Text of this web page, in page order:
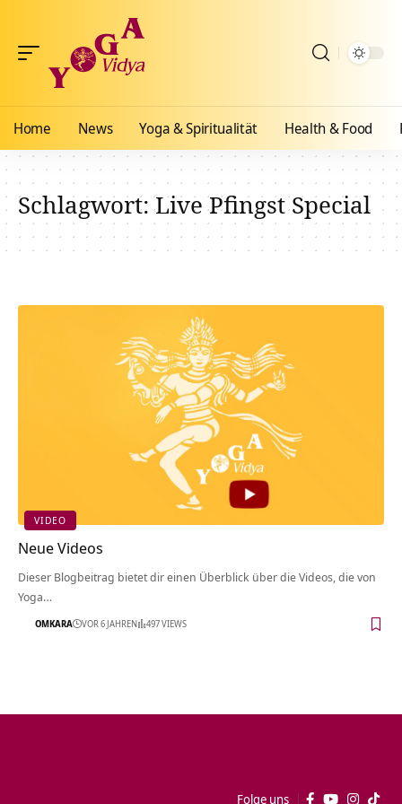
Home News Yoga & Spiritualität Health & Food
Schlagwort:Live Pfingst Special
VIDEO
Neue Videos
Dieser Blogbeitrag bietet dir einen Überblick über die Videos, die von
Yoga…
OMKARA VOR 6 JAHREN 497 VIEWS
Folge uns